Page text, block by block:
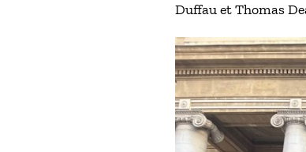
Duffau et Thomas